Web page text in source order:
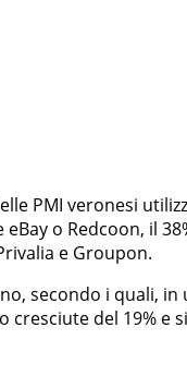
PMI veronesi
o Redcoon, il
e Groupon.
secondo i quali,
del 19% e